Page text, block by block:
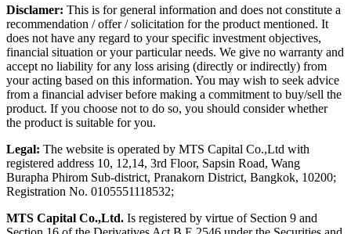
Disclamer: This is for general information and does not constitute a
recommendation / offer / solicitation for the product mentioned. It
does not have any regard to your specific investment objectives,
financial situation or your particular needs. We give no warranty and
accept no liability for any loss arising (directly or indirectly) from
your acting based on this information. You may wish to seek advice
from a financial adviser before making a commitment to buy/sell the
product. If you choose not to do so, you should consider whether
the product is suitable for you.
Legal: The website is operated by MTS Capital Co.,Ltd with
registered address 10, 12,14, 3rd Floor, Sapsin Road, Wang
Burapha Phirom Sub-district, Pranakorn District, Bangkok, 10200;
Registration No. 0105551118532;
MTS Capital Co.,Ltd. Is registered by virtue of Section 9 and